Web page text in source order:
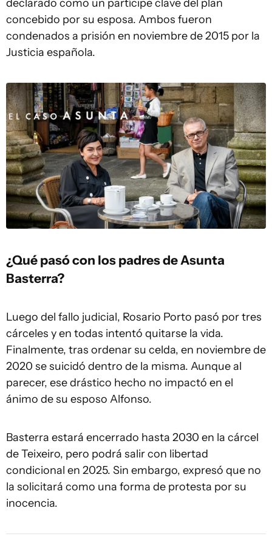
declarado como un partícipe clave del plan
concebido por su esposa. Ambos fueron
condenados a prisión en noviembre de 2015 por la
Justicia española.
¿Qué pasó con los padres de Asunta
Basterra?
Luego del fallo judicial, Rosario Porto pasó por tres
cárceles y en todas intentó quitarse la vida.
Finalmente, tras ordenar su celda, en noviembre de
2020 se suicidó dentro de la misma. Aunque al
parecer, ese drástico hecho no impactó en el
ánimo de su esposo Alfonso.
Basterra estará encerrado hasta 2030 en la cárcel
de Teixeiro, pero podrá salir con libertad
condicional en 2025. Sin embargo, expresó que no
la solicitará como una forma de protesta por su
inocencia.